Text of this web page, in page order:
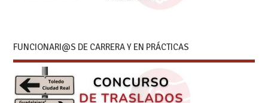
FUNCIONARI@S DE CARRERA Y EN PRÁCTICAS